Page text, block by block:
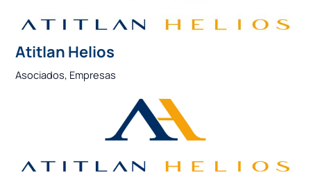
Atitlan Helios
Asociados, Empresas